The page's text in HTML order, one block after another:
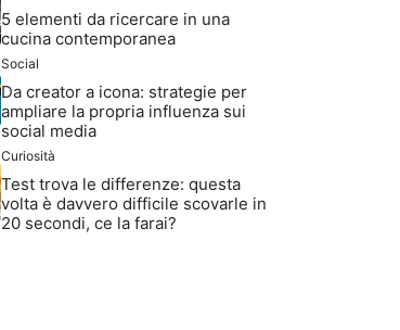
5 elementi da ricercare in una
cucina contemporanea
Social
Da creator a icona: strategie per
ampliare la propria influenza sui
social media
Curiosità
Test trova le differenze: questa
volta è davvero difficile scovarle in
20 secondi, ce la farai?